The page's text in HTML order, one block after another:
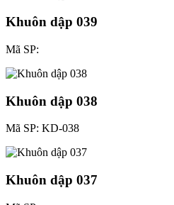
Khuôn dập 039
Mã SP:
Khuôn dập 038
Mã SP: KD-038
Khuôn dập 037